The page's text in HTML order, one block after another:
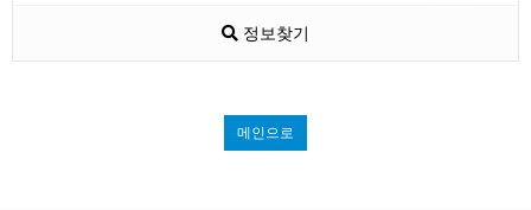
정보찾기
메인으로